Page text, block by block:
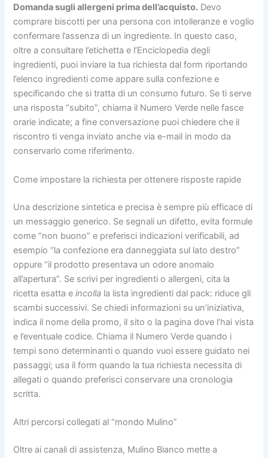
Domanda sugli allergeni prima dell’acquisto. Devo
comprare biscotti per una persona con intolleranze e voglio
confermare l’assenza di un ingrediente. In questo caso,
oltre a consultare l’etichetta e l’Enciclopedia degli
ingredienti, puoi inviare la tua richiesta dal form riportando
l’elenco ingredienti come appare sulla confezione e
specificando che si tratta di un consumo futuro. Se ti serve
una risposta “subito”, chiama il Numero Verde nelle fasce
orarie indicate; a fine conversazione puoi chiedere che il
riscontro ti venga inviato anche via e-mail in modo da
conservarlo come riferimento.
Come impostare la richiesta per ottenere risposte rapide
Una descrizione sintetica e precisa è sempre più efficace di
un messaggio generico. Se segnali un difetto, evita formule
come “non buono” e preferisci indicazioni verificabili, ad
esempio “la confezione era danneggiata sul lato destro”
oppure “il prodotto presentava un odore anomalo
all’apertura”. Se scrivi per ingredienti o allergeni, cita la
ricetta esatta eincolla la lista ingredienti dal pack: riduce gli
scambi successivi. Se chiedi informazioni su un’iniziativa,
indica il nome della promo, il sito o la pagina dove l’hai vista
e l’eventuale codice. Chiama il Numero Verde quando i
tempi sono determinanti o quando vuoi essere guidato nei
passaggi; usa il form quando la tua richiesta necessita di
allegati o quando preferisci conservare una cronologia
scritta.
Altri percorsi collegati al “mondo Mulino”
Oltre ai canali di assistenza, Mulino Bianco mette a